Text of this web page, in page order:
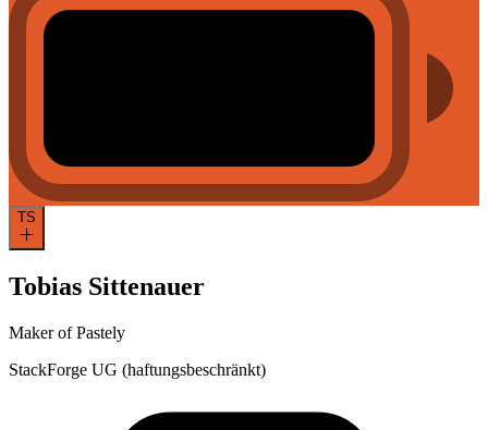
TS
Tobias Sittenauer
Maker of Pastely
StackForge UG (haftungsbeschränkt)